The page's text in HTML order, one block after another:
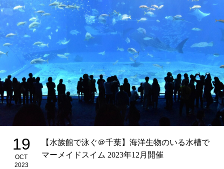
19
OCT
2023
【水族館で泳ぐ＠千葉】海洋生物のいる水槽で
マーメイドスイム 2023年12月開催